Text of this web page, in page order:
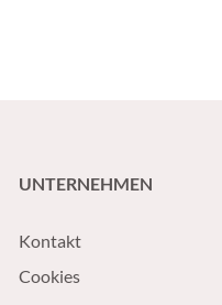
UNTERNEHMEN
Kontakt
Cookies